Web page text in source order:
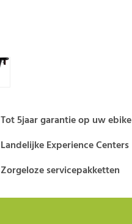
Tot 5jaar garantie op uw ebike
Landelijke Experience Centers
Zorgeloze servicepakketten